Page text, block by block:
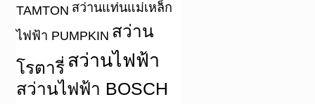
TAMTON สว่านแท่นแม่เหล็ก
ไฟฟ้า PUMPKIN สว่าน
โรตารี่ สว่านไฟฟ้า
สว่านไฟฟ้า BOSCH